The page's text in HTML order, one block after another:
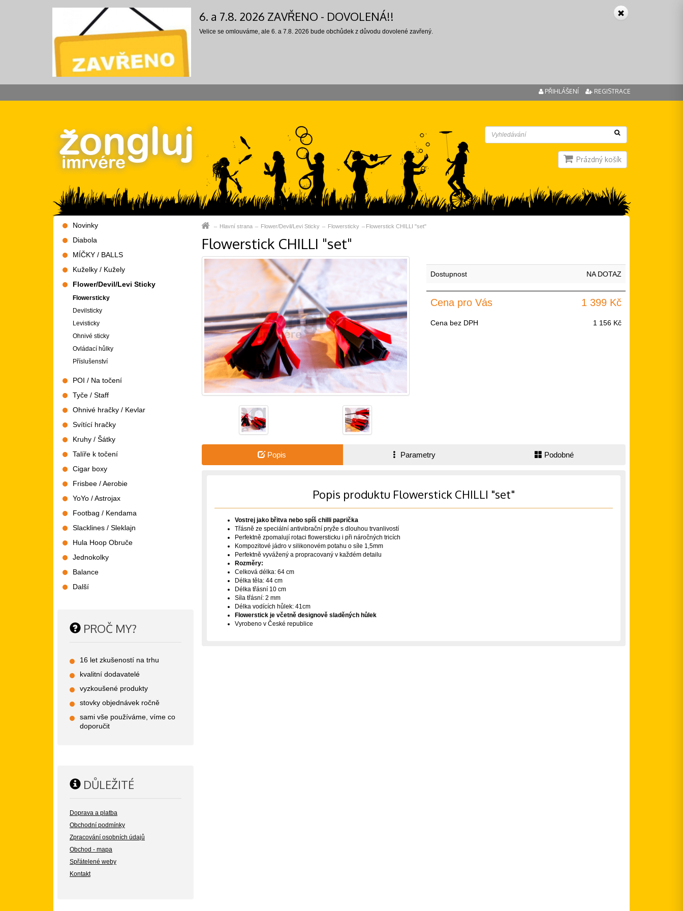
6. a 7.8. 2026 ZAVŘENO - DOVOLENÁ!!
Velice se omlouváme, ale 6. a 7.8. 2026 bude obchůdek z důvodu dovolené zavřený.
PŘIHLÁŠENÍ REGISTRACE
Prázdný košík
Hlavní strana Flower/Devil/Levi Sticky Flowersticky Flowerstick CHILLI "set"
Flowerstick CHILLI "set"
Dostupnost NA DOTAZ
Cena pro Vás 1 399 Kč
Cena bez DPH 1 156 Kč
Popis Parametry Podobné
Popis produktu Flowerstick CHILLI "set"
Vostrej jako břitva nebo spíš chilli paprička
Třásně ze speciální antivibrační pryže s dlouhou trvanlivostí
Perfektně zpomalují rotaci flowersticku i při náročných tricích
Kompozitové jádro v silikonovém potahu o síle 1,5mm
Perfektně vyvážený a propracovaný v každém detailu
Rozměry:
Celková délka: 64 cm
Délka těla: 44 cm
Délka třásní 10 cm
Síla třásní: 2 mm
Délka vodících hůlek: 41cm
Flowerstick je včetně designově sladěných hůlek
Vyrobeno v České republice
Novinky
Diabola
MÍČKY / BALLS
Kuželky / Kužely
Flower/Devil/Levi Sticky
Flowersticky
Devilsticky
Levisticky
Ohnivé sticky
Ovládací hůlky
Příslušenství
POI / Na točení
Tyče / Staff
Ohnivé hračky / Kevlar
Svítící hračky
Kruhy / Šátky
Talíře k točení
Cigar boxy
Frisbee / Aerobie
YoYo / Astrojax
Footbag / Kendama
Slacklines / Sleklajn
Hula Hoop Obruče
Jednokolky
Balance
Další
PROČ MY?
16 let zkušeností na trhu
kvalitní dodavatelé
vyzkoušené produkty
stovky objednávek ročně
sami vše používáme, víme co
doporučit
DŮLEŽITÉ
Doprava a platba
Obchodní podmínky
Zpracování osobních údajů
Obchod - mapa
Spřátelené weby
Kontakt